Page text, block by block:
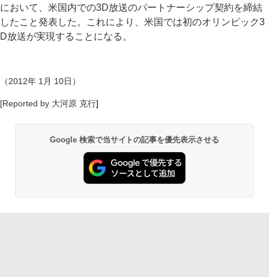
において、米国内での3D放送のパートナーシップ契約を締結
したこと発表した。これにより、米国では初のオリンピック3
D放送が実現することになる。
（2012年 1月 10日）
[Reported by 大河原 克行]
Google 検索で当サイトの記事を優先表示させる